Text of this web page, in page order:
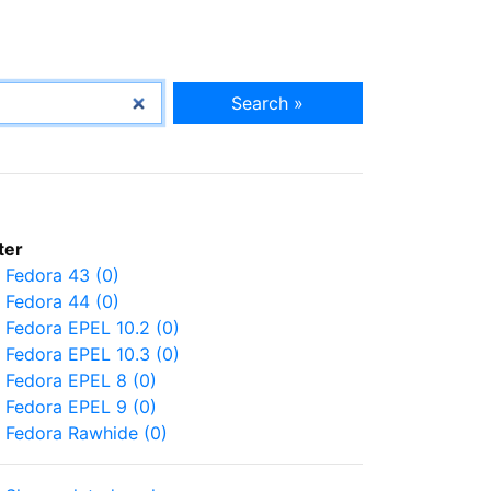
Search »
Fedora 43 (0)
Fedora 44 (0)
Fedora EPEL 10.2 (0)
Fedora EPEL 10.3 (0)
Fedora EPEL 8 (0)
Fedora EPEL 9 (0)
Fedora Rawhide (0)